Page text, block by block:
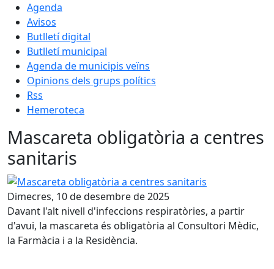
Agenda
Avisos
Butlletí digital
Butlletí municipal
Agenda de municipis veïns
Opinions dels grups polítics
Rss
Hemeroteca
Mascareta obligatòria a centres
sanitaris
Mascareta obligatòria a centres sanitaris
Dimecres, 10 de desembre de 2025
Davant l'alt nivell d'infeccions respiratòries, a partir
d'avui, la mascareta és obligatòria al Consultori Mèdic,
la Farmàcia i a la Residència.